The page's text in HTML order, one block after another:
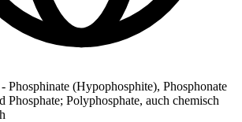
- Phosphinate (Hypophosphite), Phosphonate
Phosphate; Polyphosphate, auch chemisch